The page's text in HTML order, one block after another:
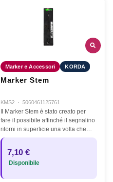
Marker e Accessori KORDA
Marker Stem
KMS2 · 5060461125761
Il Marker Stem è stato creato per
fare il possibile affinché il segnalino
ritorni in superficie una volta che
avrete trovato la zona perfetta in cui
agganciabili e…
7,10 €
Disponibile